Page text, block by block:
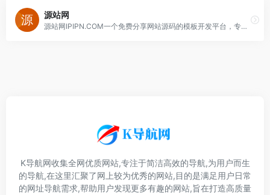
源站网
源站网IPIPN.COM一个免费分享网站源码的模板开发平台，专注dedecms模板开发及WordPress模板制作，包括织梦网站模板、织梦商业模板.......
K导航网收集全网优质网站,专注于简洁高效的导航,为用户而生
的导航,在这里汇聚了网上较为优秀的网站,目的是满足用户日常
的网址导航需求,帮助用户发现更多有趣的网站,旨在打造高质量